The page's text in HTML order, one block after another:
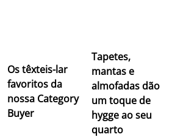
Os têxteis-lar
favoritos da
nossa Category
Buyer
Tapetes,
mantas e
almofadas dão
um toque de
hygge ao seu
quarto